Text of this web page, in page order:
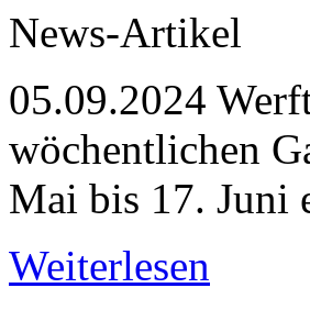
News-Artikel
05.09.2024
wöchentlichen
Mai bis 17. Juni
Weiterlesen